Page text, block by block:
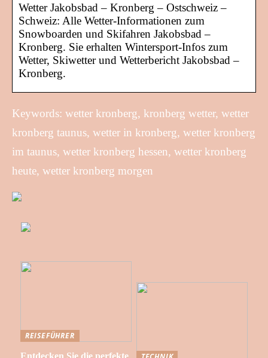
Wetter Jakobsbad – Kronberg – Ostschweiz –
Schweiz: Alle Wetter-Informationen zum
Snowboarden und Skifahren Jakobsbad –
Kronberg. Sie erhalten Wintersport-Infos zum
Wetter, Skiwetter und Wetterbericht Jakobsbad –
Kronberg.
Keywords: wetter kronberg, kronberg wetter, wetter
kronberg taunus, wetter in kronberg, wetter kronberg
im taunus, wetter kronberg hessen, wetter kronberg
heute, wetter kronberg morgen
REISEFÜHRER
Entdecken Sie die perfekte